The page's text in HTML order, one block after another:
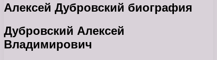
Алексей Дубровский биография
Дубровский Алексей
Владимирович